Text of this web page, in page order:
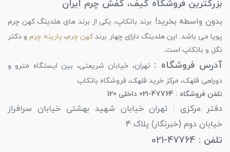
بزرگترین فروشگاه کیف، کفش چرم ایران
بدون واسطه بخرید! برند باتکاپ، یکی از برند های هلدینگ کهن چرم
پویا می باشد. این هلدینگ دارای چهار برندکهن چرم، پارینه چرمو دکتر
نگل و باتکاپ است.
آدرس فروشگاه : تهران، خیابان شریعتی، بین ایستگاه مترو و
دوراهی قلهک، مرکز خرید قلهک، فروشگاه باتکاپ
تلفن فروشگاه : 47764-021 داخلی 120
دفتر مرکزی : تهران خیابان شهید بهشتی خیابان سرافراز
خیابان دوم (خبرنگار) پلاک 4
تلفن : 47764-021